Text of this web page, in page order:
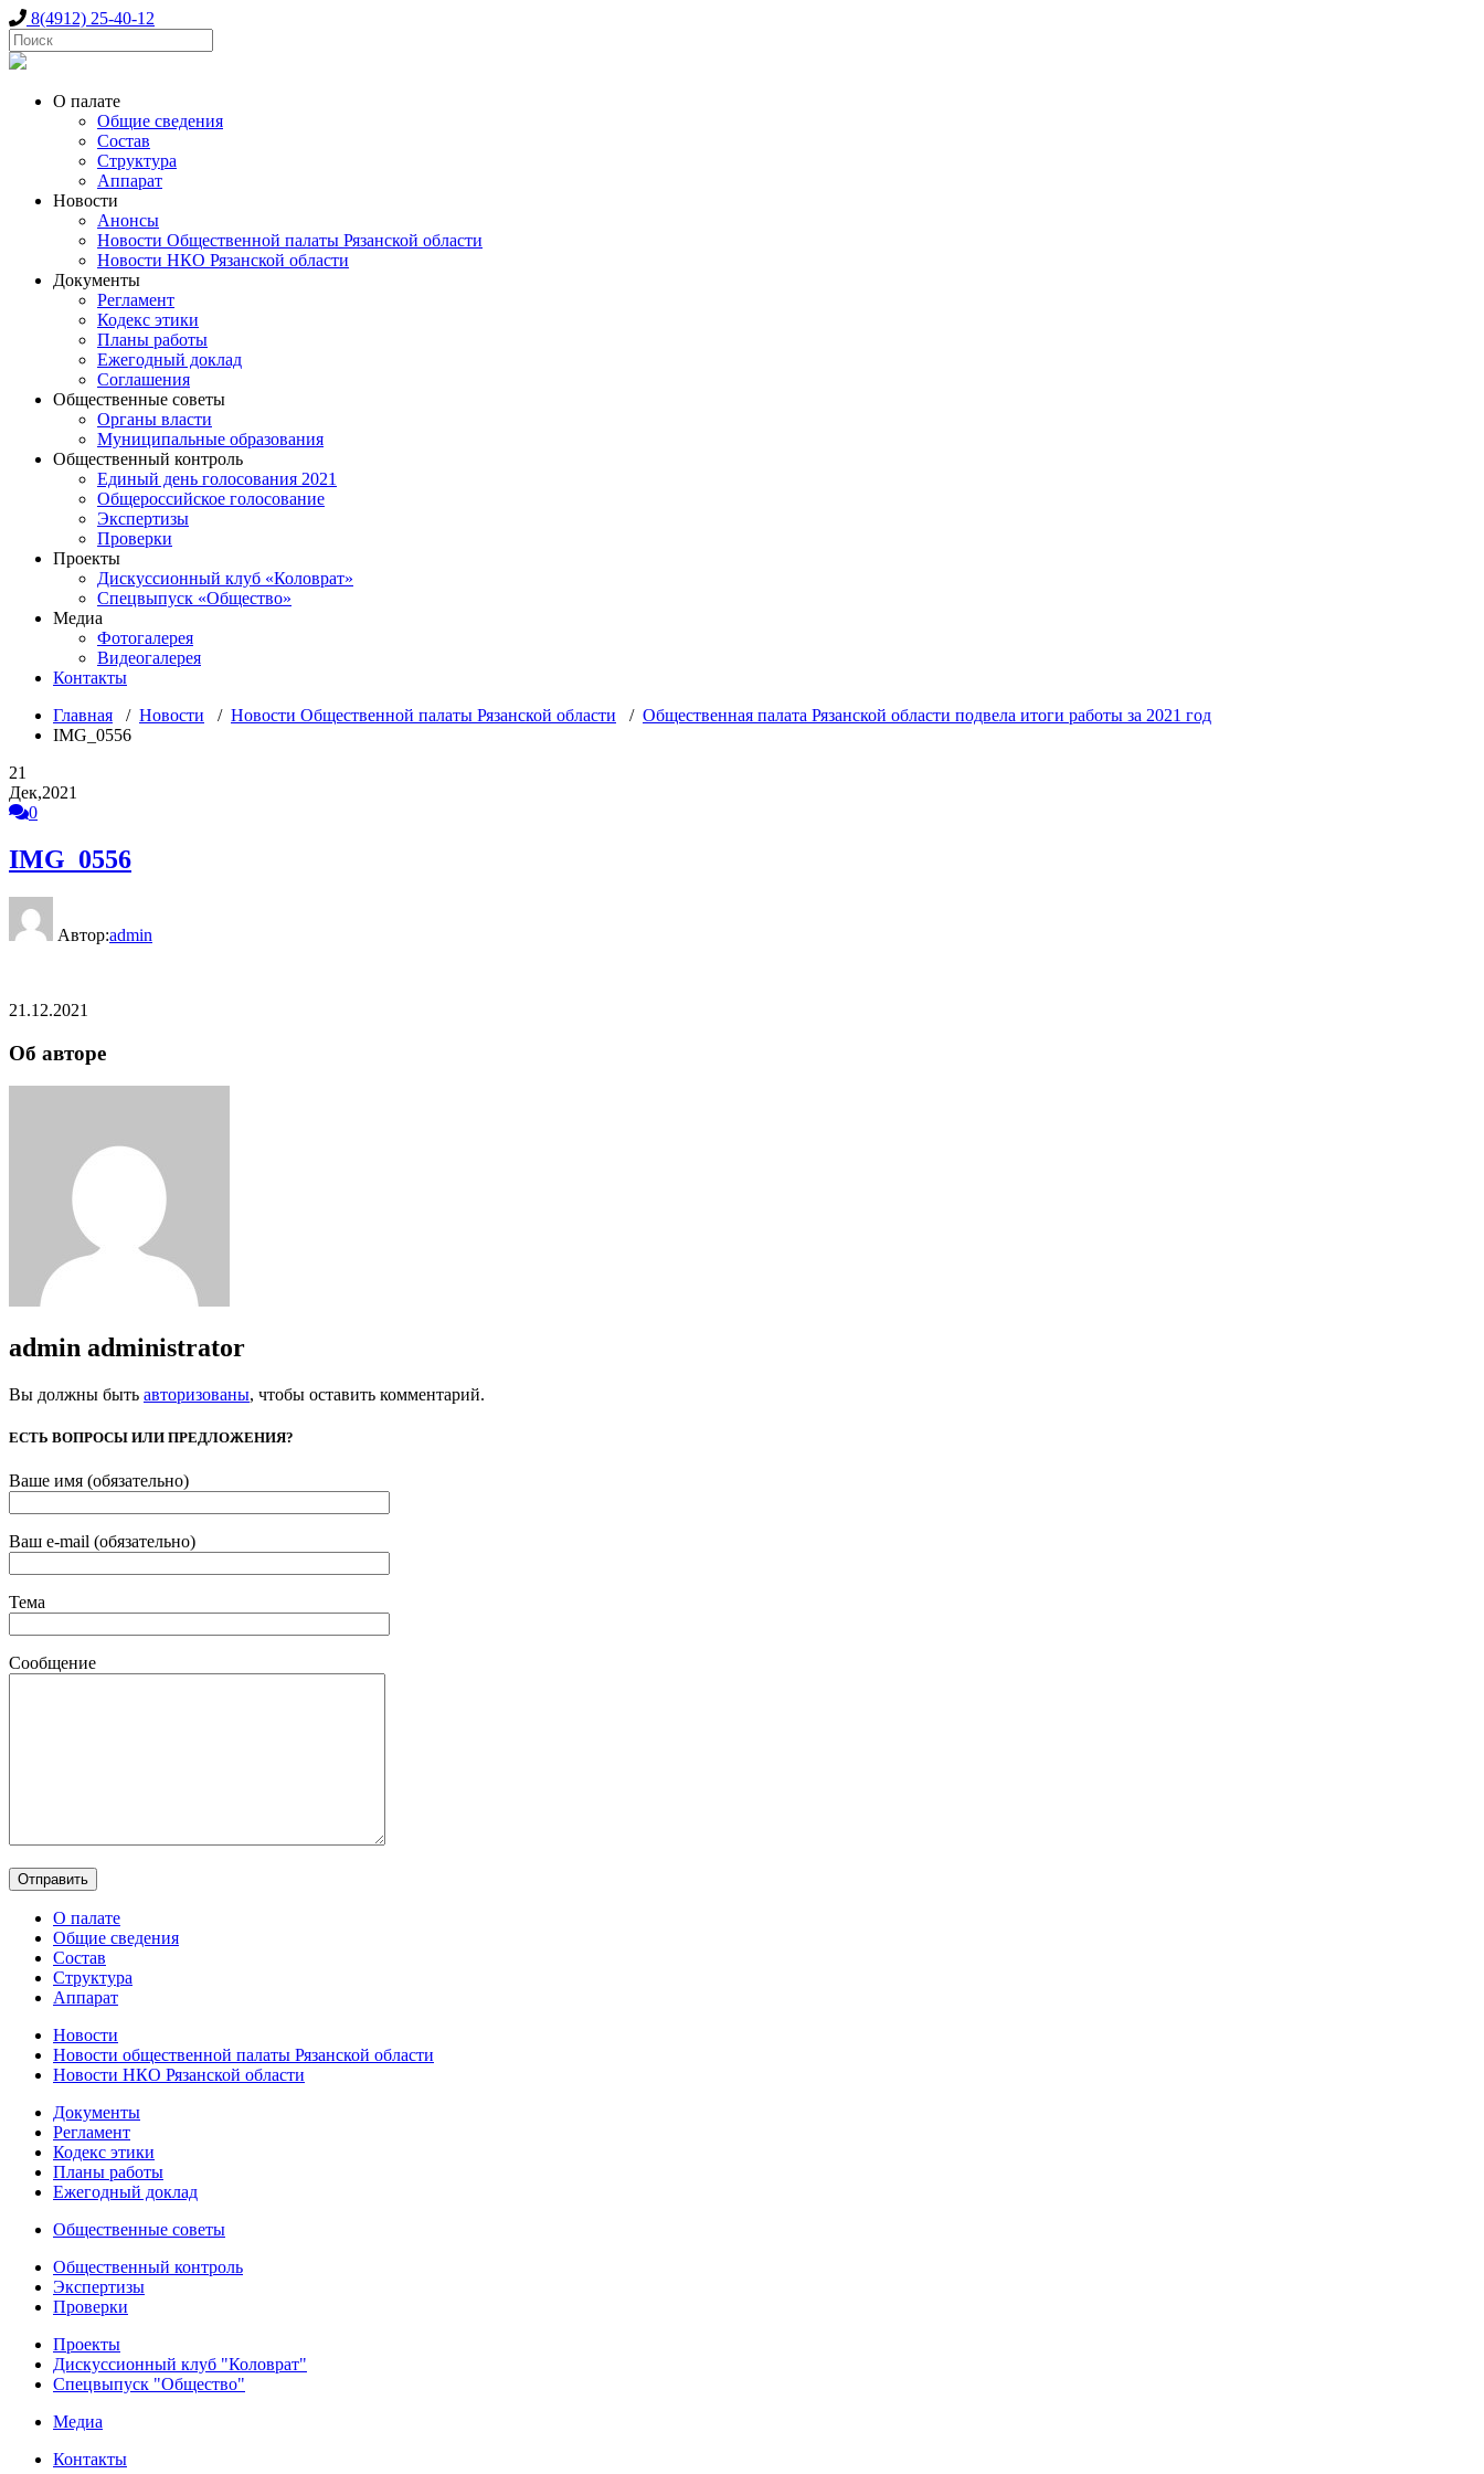
8(4912) 25-40-12
О палате
Общие сведения
Состав
Структура
Аппарат
Новости
Анонсы
Новости Общественной палаты Рязанской области
Новости НКО Рязанской области
Документы
Регламент
Кодекс этики
Планы работы
Ежегодный доклад
Соглашения
Общественные советы
Органы власти
Муниципальные образования
Общественный контроль
Единый день голосования 2021
Общероссийское голосование
Экспертизы
Проверки
Проекты
Дискуссионный клуб «Коловрат»
Спецвыпуск «Общество»
Медиа
Фотогалерея
Видеогалерея
Контакты
Главная / Новости / Новости Общественной палаты Рязанской области / Общественная палата Рязанской области подвела итоги работы за 2021 год
IMG_0556
21
Дек,2021
0
IMG_0556
Автор:admin
21.12.2021
Об авторе
admin administrator
Вы должны быть авторизованы, чтобы оставить комментарий.
ЕСТЬ ВОПРОСЫ ИЛИ ПРЕДЛОЖЕНИЯ?
Ваше имя (обязательно)
Ваш e-mail (обязательно)
Тема
Сообщение
О палате
Общие сведения
Состав
Структура
Аппарат
Новости
Новости общественной палаты Рязанской области
Новости НКО Рязанской области
Документы
Регламент
Кодекс этики
Планы работы
Ежегодный доклад
Общественные советы
Общественный контроль
Экспертизы
Проверки
Проекты
Дискуссионный клуб "Коловрат"
Спецвыпуск "Общество"
Медиа
Контакты